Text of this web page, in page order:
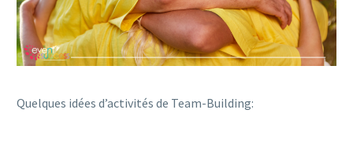
Quelques idées d’activités de Team-Building: